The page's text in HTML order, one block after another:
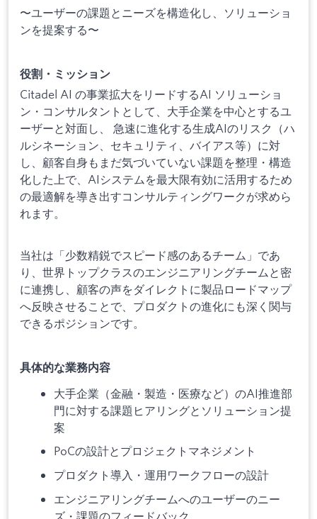
〜ユーザーの課題とニーズを構造化し、ソリューショ
ンを提案する〜
役割・ミッション
Citadel AI の事業拡大をリードするAI ソリューショ
ン・コンサルタントとして、大手企業を中心とするユ
ーザーと対面し、 急速に進化する生成AIのリスク（ハ
ルシネーション、セキュリティ、バイアス等）に対
し、顧客自身もまだ気づいていない課題を整理・構造
化した上で、AIシステムを最大限有効に活用するため
の最適解を導き出すコンサルティングワークが求めら
れます。
当社は「少数精鋭でスピード感のあるチーム」であ
り、世界トップクラスのエンジニアリングチームと密
に連携し、顧客の声をダイレクトに製品ロードマップ
へ反映させることで、プロダクトの進化にも深く関与
できるポジションです。
具体的な業務内容
大手企業（金融・製造・医療など）のAI推進部
門に対する課題ヒアリングとソリューション提
案
PoCの設計とプロジェクトマネジメント
プロダクト導入・運用ワークフローの設計
エンジニアリングチームへのユーザーのニー
ズ・課題のフィードバック